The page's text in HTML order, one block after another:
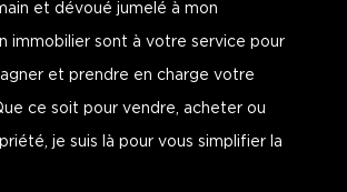
et dévoué jumelé à mon
immobilier sont à votre service pour
et prendre en charge votre
ce soit pour vendre, acheter ou
je suis là pour vous simplifier la